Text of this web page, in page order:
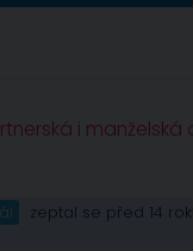
i
zeptal se před 14